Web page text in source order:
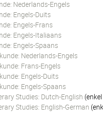
Nederlands-Engels
Engels-Duits
Engels-Frans
Engels-Italiaans
Engels-Spaans
Nederlands-Engels
Frans-Engels
Engels-Duits
Engels-Spaans
Studies: Dutch-English
Studies: English-German